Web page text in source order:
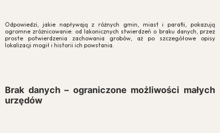
Odpowiedzi, jakie napływają z różnych gmin, miast i parafii, pokazują
ogromne zróżnicowanie: od lakonicznych stwierdzeń o braku danych, przez
proste potwierdzenia zachowania grobów, aż po szczegółowe opisy
lokalizacji mogił i historii ich powstania.
Brak danych – ograniczone możliwości małych
urzędów